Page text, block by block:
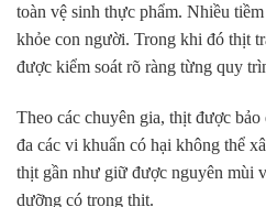
toàn vệ sinh thực phẩm. Nhiều
khỏe con người. Trong khi đó thịt
được kiểm soát rõ ràng từng quy
Theo các chuyên gia, thịt được
đa các vi khuẩn có hại không thể
thịt gần như giữ được nguyên mùi
dưỡng có trong thịt.